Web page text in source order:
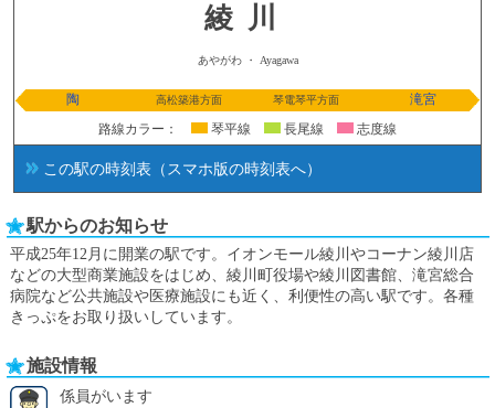
綾川
あやがわ ・ Ayagawa
陶 高松築港方面 琴電琴平方面
滝宮
路線カラー：
琴平線 長尾線 志度線
この駅の時刻表（スマホ版の時刻表へ）
駅からのお知らせ
平成25年12月に開業の駅です。イオンモール綾川やコーナン綾川店
などの大型商業施設をはじめ、綾川町役場や綾川図書館、滝宮総合
病院など公共施設や医療施設にも近く、利便性の高い駅です。各種
きっぷをお取り扱いしています。
施設情報
係員がいます